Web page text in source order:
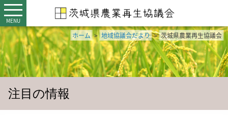
MENU
ホーム > 地域協議会だより > 茨城県農業再生協議会
注目の情報